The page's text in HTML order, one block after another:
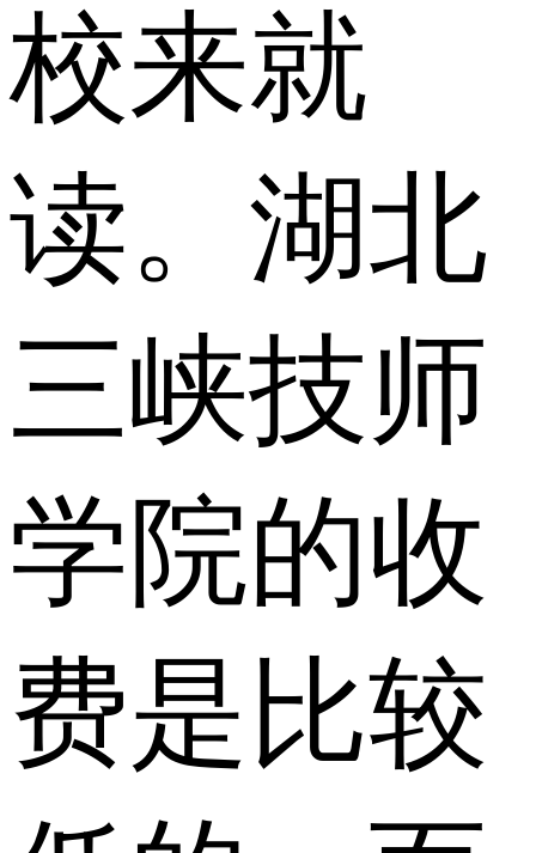
校来就
读。湖北
三峡技师
学院的收
费是比较